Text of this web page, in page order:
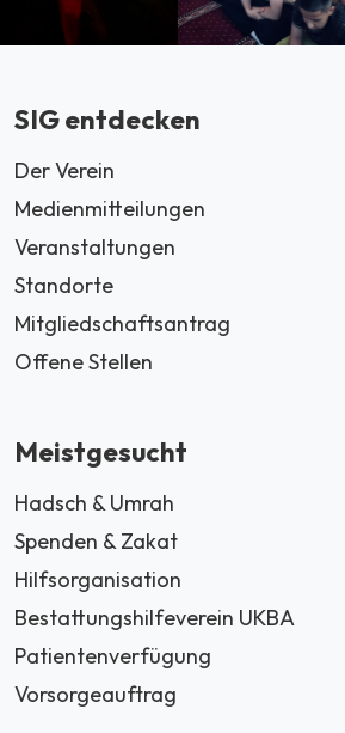
SIG entdecken
Der Verein
Medienmitteilungen
Veranstaltungen
Standorte
Mitgliedschaftsantrag
Offene Stellen
Meistgesucht
Hadsch & Umrah
Spenden & Zakat
Hilfsorganisation
Bestattungshilfeverein UKBA
Patientenverfügung
Vorsorgeauftrag